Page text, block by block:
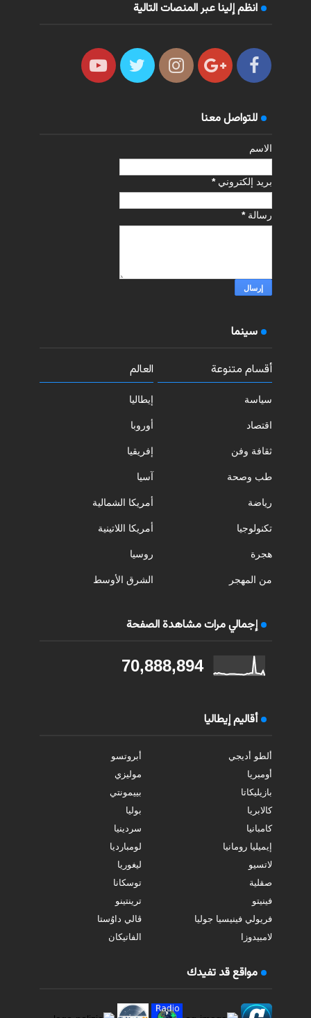
انظم إلينا عبر المنصات التالية
للتواصل معنا
الاسم
بريد إلكتروني*
رسالة*
سينما
أقسام متنوعة
سياسة
اقتصاد
ثقافة وفن
طب وصحة
رياضة
تكنولوجيا
هجرة
من المهجر
العالم
إيطاليا
أوروبا
إفريقيا
آسيا
أمريكا الشمالية
أمريكا اللاتينية
روسيا
الشرق الأوسط
إجمالي مرات مشاهدة الصفحة
70,888,894
أقاليم إيطاليا
ألطو أديجي
أبروتسو
أومبريا
موليزي
بازيليكاتا
بييمونتي
كالابريا
بوليا
كامبانيا
سردينيا
إيميليا رومانيا
لومبارديا
لاتسيو
ليغوريا
صقلية
توسكانا
فينيتو
ترينتينو
فريولي فينيسيا جوليا
ڤالي داوُستا
لامبيدوزا
الفاتيكان
مواقع قد تفيدك